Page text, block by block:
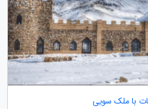
با ملک سویی